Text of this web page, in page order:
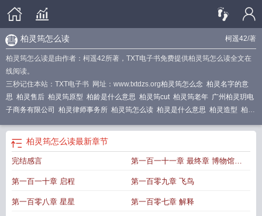
柯遥42/著
柏灵筠怎么读
柏灵筠怎么读是由作者：柯遥42所著，TXT电子书免费提供柏灵筠怎么读全文在
线阅读。
三秒记住本站：TXT电子书 网址：www.txtdzs.org柏灵筠怎么念 柏灵名字的意
思 柏灵售后 柏灵筠原型 柏龄是什么意思 柏灵筠cut 柏灵筠老年 广州柏灵玥电
子商务有限公司 柏灵律师事务所 柏灵筠怎么读 柏灵是什么意思 柏灵造型 柏灵
柏灵筠怎么读最新章节
完结感言 第一百一十一章 最终章 博物馆中
的谈话
第一百一十章 启程 第一百零九章 飞鸟
第一百零八章 星星 第一百零七章 解释